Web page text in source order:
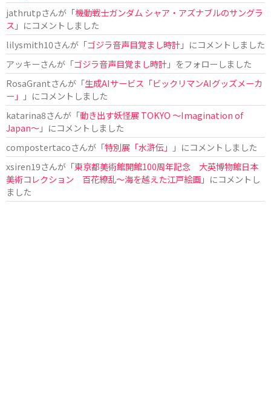
jathrutpさんが「機動戦士ガンダム シャア・アズナブルのサングラ
ス 」にコメントしました
lilysmith10さんが「ゴジラ音声目覚まし時計」にコメントしました
アッキーさんが「ゴジラ音声目覚まし時計」をフォローしました
RosaGrantさんが「生成AIサービス「ビックリマンAIグッズメーカ
ー」
」にコメントしました
katarina8さんが「動き出す妖怪展 TOKYO 〜Imagination of
Japan〜」にコメントしました
compostertacoさんが「特別展「水滸伝」
」にコメントしました
xsiren19さんが「東京都美術館開館100周年記念 大英博物館日本
美術コレクション 百花繚乱～海を越えた江戸絵画」にコメントし
ました